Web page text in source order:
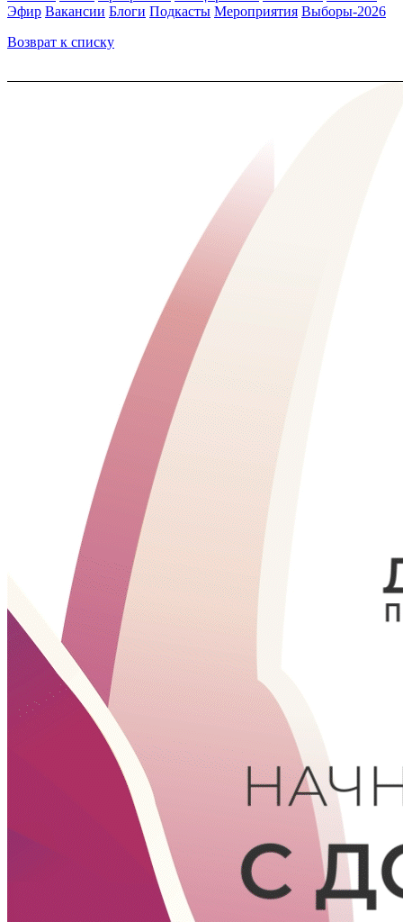
Эфир Вакансии Блоги Подкасты Мероприятия Выборы-2026
Возврат к списку